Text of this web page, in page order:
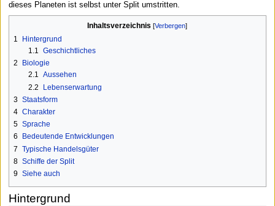
dieses Planeten ist selbst unter Split umstritten.
Inhaltsverzeichnis
1
Hintergrund
1.1 Geschichtliches
2
Biologie
2.1 Aussehen
2.2
Lebenserwartung
3 Staatsform
4 Charakter
5 Sprache
6
Bedeutende Entwicklungen
7 Typische Handelsgüter
8 Schiffe der Split
9 Siehe auch
Hintergrund